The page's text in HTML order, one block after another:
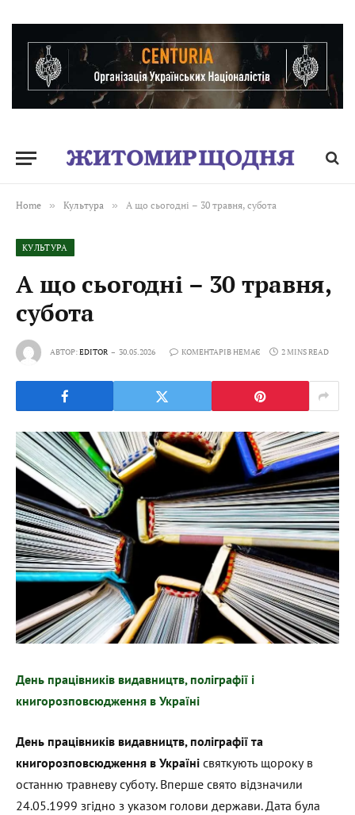
Home » Культура » А що сьогодні – 30 травня, субота
КУЛЬТУРА
А що сьогодні – 30 травня,
субота
АВТОР:EDITOR 30.05.2026 КОМЕНТАРІВ НЕМАЄ 2 MINS READ
День працівників видавництв, поліграфії і
книгорозповсюдження в Україні
День працівників видавництв, поліграфії та
книгорозповсюдження в Україні святкують щороку в
останню травневу суботу. Вперше свято відзначили
24.05.1999 згідно з указом голови держави. Дата була